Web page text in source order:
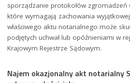
sporządzanie protokołów zgromadzeń
które wymagają zachowania
właściwego aktu notarialnego może
podjętych uchwał lub opóźnieniami w
Krajowym Rejestrze Sądowym.
Najem okazjonalny akt notarialny